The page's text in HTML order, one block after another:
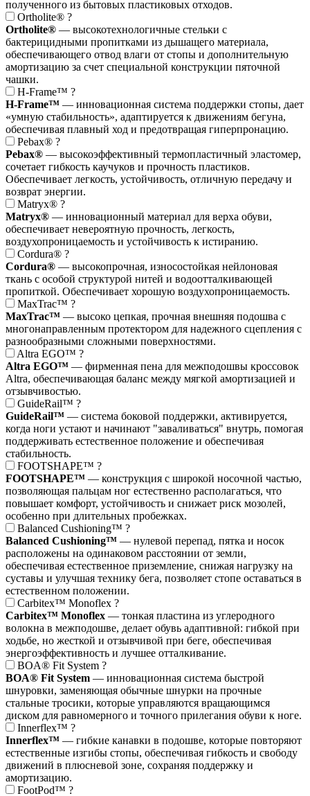
полученного из бытовых пластиковых отходов.
Ortholite® ?
Ortholite® — высокотехнологичные стельки с
бактерицидными пропитками из дышащего материала,
обеспечивающего отвод влаги от стопы и дополнительную
амортизацию за счет специальной конструкции пяточной
чашки.
H-Frame™ ?
H-Frame™ — инновационная система поддержки стопы, дает
«умную стабильность», адаптируется к движениям бегуна,
обеспечивая плавный ход и предотвращая гиперпронацию.
Pebax® ?
Pebax® — высокоэффективный термопластичный эластомер,
сочетает гибкость каучуков и прочность пластиков.
Обеспечивает легкость, устойчивость, отличную передачу и
возврат энергии.
Matryx® ?
Matryx® — инновационный материал для верха обуви,
обеспечивает невероятную прочность, легкость,
воздухопроницаемость и устойчивость к истиранию.
Cordura® ?
Cordura® — высокопрочная, износостойкая нейлоновая
ткань с особой структурой нитей и водоотталкивающей
пропиткой. Обеспечивает хорошую воздухопроницаемость.
MaxTrac™ ?
MaxTrac™ — высоко цепкая, прочная внешняя подошва с
многонаправленным протектором для надежного сцепления с
разнообразными сложными поверхностями.
Altra EGO™ ?
Altra EGO™ — фирменная пена для межподошвы кроссовок
Altra, обеспечивающая баланс между мягкой амортизацией и
отзывчивостью.
GuideRail™ ?
GuideRail™ — система боковой поддержки, активируется,
когда ноги устают и начинают "заваливаться" внутрь, помогая
поддерживать естественное положение и обеспечивая
стабильность.
FOOTSHAPE™ ?
FOOTSHAPE™ — конструкция с широкой носочной частью,
позволяющая пальцам ног естественно располагаться, что
повышает комфорт, устойчивость и снижает риск мозолей,
особенно при длительных пробежках.
Balanced Cushioning™ ?
Balanced Cushioning™ — нулевой перепад, пятка и носок
расположены на одинаковом расстоянии от земли,
обеспечивая естественное приземление, снижая нагрузку на
суставы и улучшая технику бега, позволяет стопе оставаться в
естественном положении.
Carbitex™ Monoflex ?
Carbitex™ Monoflex — тонкая пластина из углеродного
волокна в межподошве, делает обувь адаптивной: гибкой при
ходьбе, но жесткой и отзывчивой при беге, обеспечивая
энергоэффективность и лучшее отталкивание.
BOA® Fit System ?
BOA® Fit System — инновационная система быстрой
шнуровки, заменяющая обычные шнурки на прочные
стальные тросики, которые управляются вращающимся
диском для равномерного и точного прилегания обуви к ноге.
Innerflex™ ?
Innerflex™ — гибкие канавки в подошве, которые повторяют
естественные изгибы стопы, обеспечивая гибкость и свободу
движений в плюсневой зоне, сохраняя поддержку и
амортизацию.
FootPod™ ?